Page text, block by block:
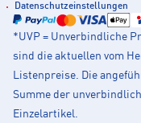
Datenschutzeinstellungen
*UVP = Unverbindliche
sind die aktuellen vom
Listenpreise. Die
Summe der
Einzelartikel.